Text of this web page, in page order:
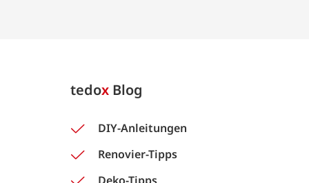
tedox Blog
DIY-Anleitungen
Renovier-Tipps